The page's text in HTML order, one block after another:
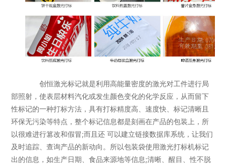
创恒激光标记就是利用高能量密度的激光对工件进行局
部照射，使表层材料汽化或发生颜色变化的化学反应，从而留下
性标记的一种打标方法，具有打标精度高、速度快、标记清晰且
环保无污染等特点，整个标记信息都是刻画在产品的包装上，所
以很难进行篡改和假冒;而且还 可以建立链接数据库系统，让我们
及时追踪、查询产品的新动向。所以包装袋使用激光打标机标记
出的信息，如生产日期、食品来源地等信息;清晰、醒目、性不脱